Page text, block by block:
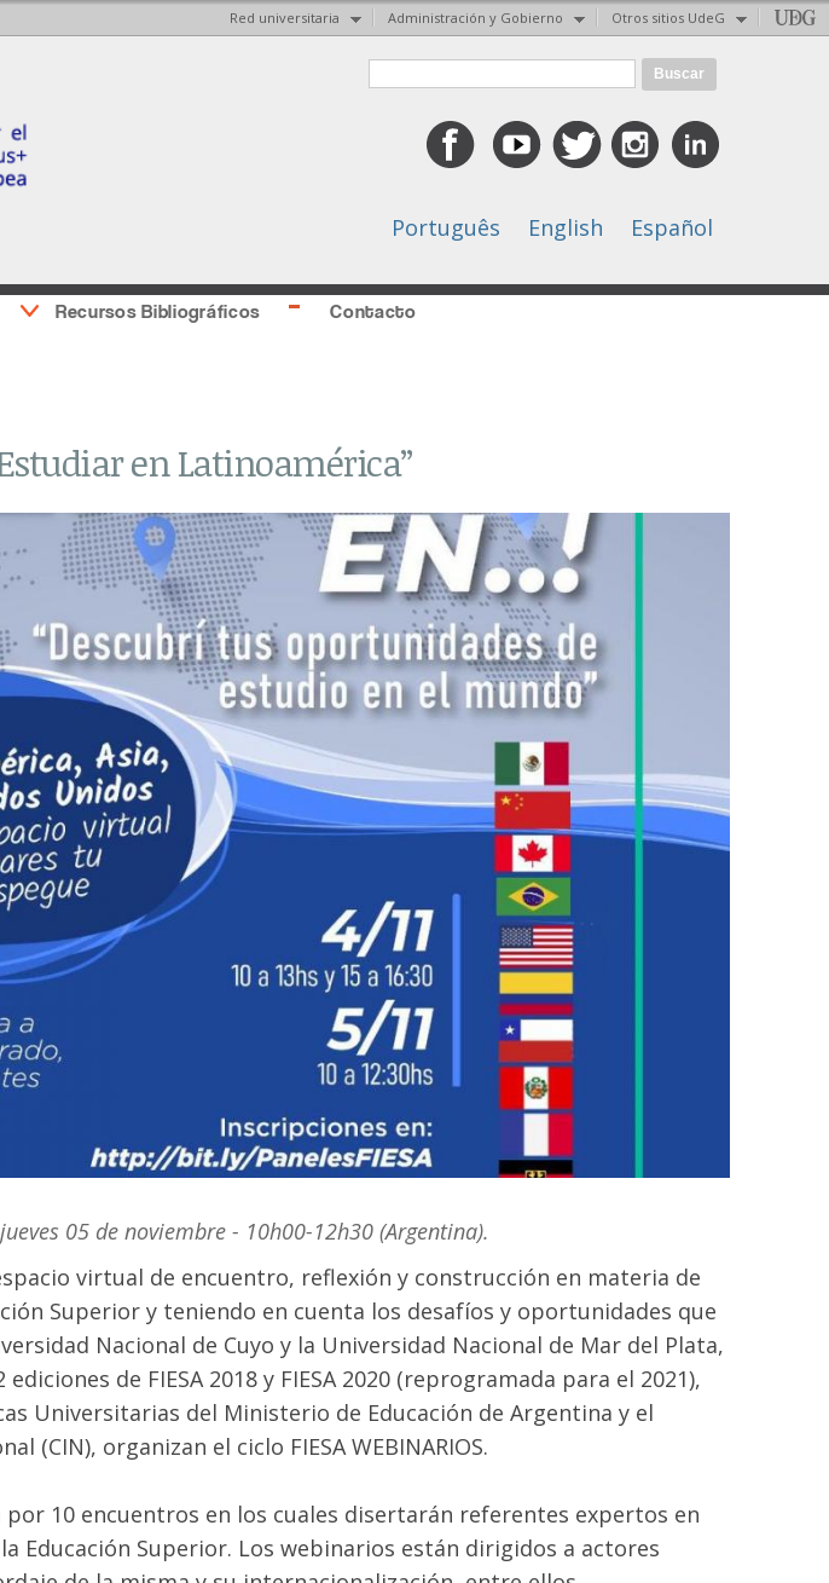
Red universitaria Administración y Gobierno Otros sitios UdeG
Formulario de búsqueda
Português English Español
Recursos Bibliográficos Contacto
en Latinoamérica”
05 de noviembre - 10h00-12h30 (Argentina).
virtual de encuentro, reflexión y construcción en materia de
Superior y teniendo en cuenta los desafíos y oportunidades que
Nacional de Cuyo y la Universidad Nacional de Mar del Plata,
de FIESA 2018 y FIESA 2020 (reprogramada para el 2021),
Universitarias del Ministerio de Educación de Argentina y el
(CIN), organizan el ciclo FIESA WEBINARIOS.
10 encuentros en los cuales disertarán referentes expertos en
Educación Superior. Los webinarios están dirigidos a actores